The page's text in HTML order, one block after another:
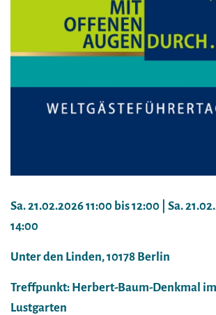
Sa. 21.02.2026 11:00 bis 12:00 | Sa.
14:00
Unter den Linden, 10178 Berlin
Treffpunkt: Herbert-Baum-Denkmal
Lustgarten